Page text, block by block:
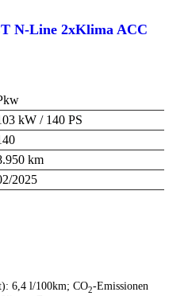
N-Line 2xKlima ACC
kW / 140 PS
km
2025
6,4 l/100km; CO2-Emissionen